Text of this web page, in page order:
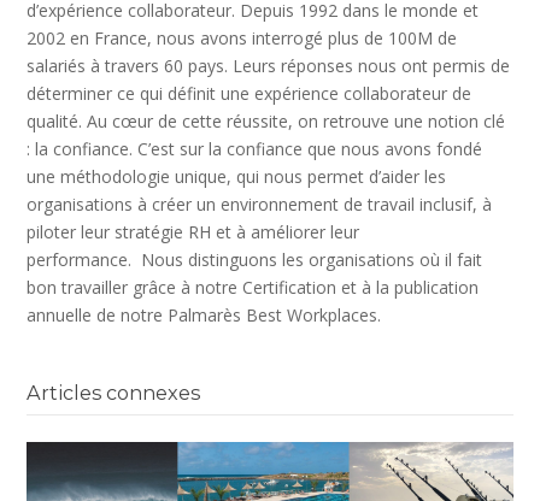
d’expérience collaborateur. Depuis 1992 dans le monde et
2002 en France, nous avons interrogé plus de 100M de
salariés à travers 60 pays. Leurs réponses nous ont permis de
déterminer ce qui définit une expérience collaborateur de
qualité. Au cœur de cette réussite, on retrouve une notion clé
: la confiance. C’est sur la confiance que nous avons fondé
une méthodologie unique, qui nous permet d’aider les
organisations à créer un environnement de travail inclusif, à
piloter leur stratégie RH et à améliorer leur
performance. Nous distinguons les organisations où il fait
bon travailler grâce à notre Certification et à la publication
annuelle de notre Palmarès Best Workplaces.
Articles connexes